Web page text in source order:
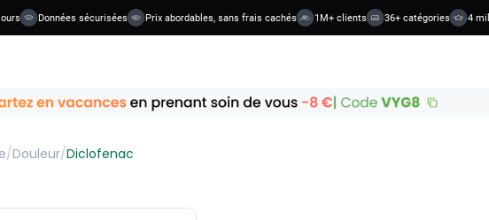
Données sécurisées Prix abordables, sans frais cachés 1M+ clients 36+ catégories 4
/Douleur/Diclofenac